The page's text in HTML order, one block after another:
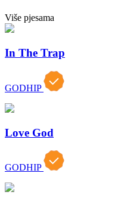
Više pjesama
In The Trap
GODHIP
Love God
GODHIP